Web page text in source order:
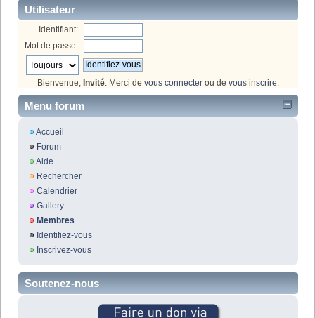
Utilisateur
Identifiant:
Mot de passe:
Bienvenue, Invité. Merci de vous connecter ou de vous inscrire.
Menu forum
Accueil
Forum
Aide
Rechercher
Calendrier
Gallery
Membres
Identifiez-vous
Inscrivez-vous
Soutenez-nous